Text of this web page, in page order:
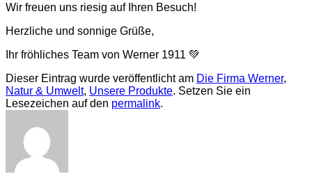
Wir freuen uns riesig auf Ihren Besuch!
Herzliche und sonnige Grüße,
Ihr fröhliches Team von Werner 1911 💚
Dieser Eintrag wurde veröffentlicht am Die Firma Werner,
Natur & Umwelt, Unsere Produkte. Setzen Sie ein
Lesezeichen auf den permalink.